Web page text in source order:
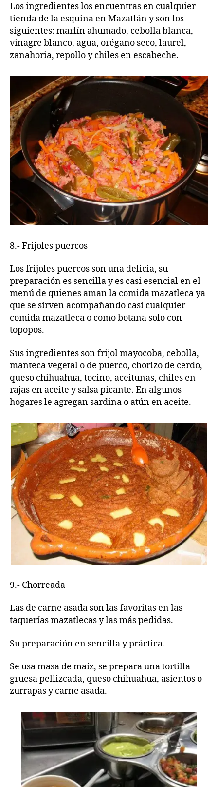
Los ingredientes los encuentras en cualquier
tienda de la esquina en Mazatlán y son los
siguientes: marlín ahumado, cebolla blanca,
vinagre blanco, agua, orégano seco, laurel,
zanahoria, repollo y chiles en escabeche.
8.- Frijoles puercos
Los frijoles puercos son una delicia, su
preparación es sencilla y es casi esencial en el
menú de quienes aman la comida mazatleca ya
que se sirven acompañando casi cualquier
comida mazatleca o como botana solo con
topopos.
Sus ingredientes son frijol mayocoba, cebolla,
manteca vegetal o de puerco, chorizo de cerdo,
queso chihuahua, tocino, aceitunas, chiles en
rajas en aceite y salsa picante. En algunos
hogares le agregan sardina o atún en aceite.
9.- Chorreada
Las de carne asada son las favoritas en las
taquerías mazatlecas y las más pedidas.
Su preparación en sencilla y práctica.
Se usa masa de maíz, se prepara una tortilla
gruesa pellizcada, queso chihuahua, asientos o
zurrapas y carne asada.